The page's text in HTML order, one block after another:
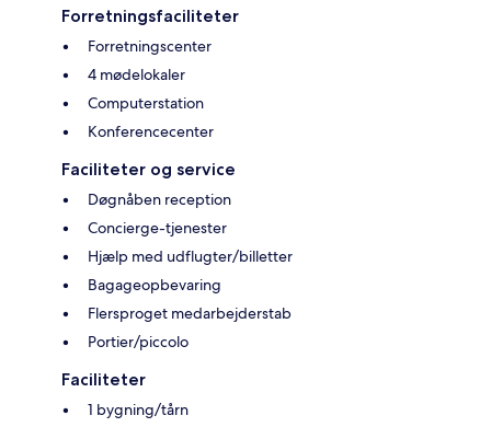
Forretningsfaciliteter
Forretningscenter
4 mødelokaler
Computerstation
Konferencecenter
Faciliteter og service
Døgnåben reception
Concierge-tjenester
Hjælp med udflugter/billetter
Bagageopbevaring
Flersproget medarbejderstab
Portier/piccolo
Faciliteter
1 bygning/tårn